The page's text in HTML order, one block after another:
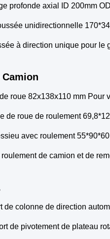
profonde axial ID 200mm
unidirectionnelle
à direction unique pour le
roue 82x138x110 mm Pour
de roue de roulement
avec roulement
de camion et de
de colonne de direction
de pivotement de plateau